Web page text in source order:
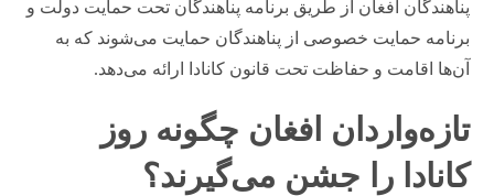
پناهندگان افغان از طریق برنامه پناهندگان تحت حمایت دولت و
برنامه حمایت خصوصی از پناهندگان حمایت می‌شوند که به
آن‌ها اقامت و حفاظت تحت قانون کانادا ارائه می‌دهد.
تازه‌واردان افغان چگونه روز
کانادا را جشن می‌گیرند؟